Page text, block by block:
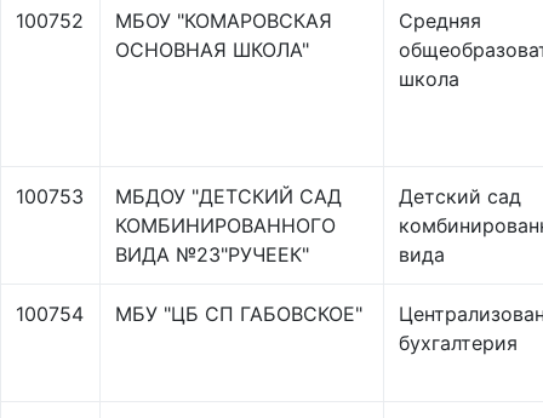
100752
МБОУ "КОМАРОВСКАЯ
ОСНОВНАЯ ШКОЛА"
Средняя
школа
100753
МБДОУ "ДЕТСКИЙ САД
КОМБИНИРОВАННОГО
ВИДА №23"РУЧЕЕК"
Детский сад
вида
100754 МБУ "ЦБ СП ГАБОВСКОЕ"
бухгалтерия